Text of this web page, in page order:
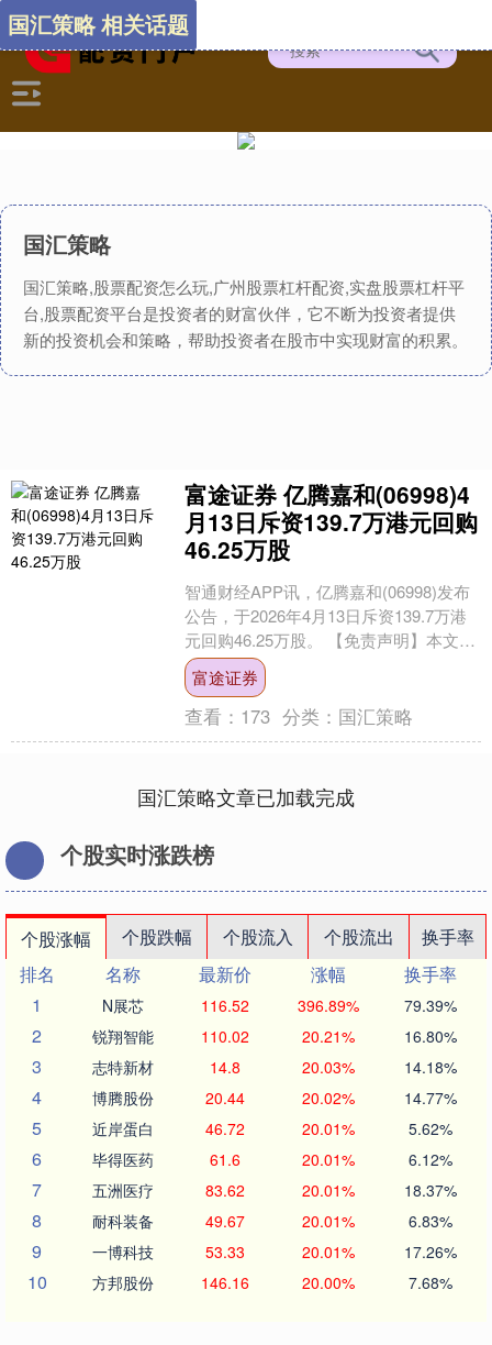
国汇策略
国汇策略,股票配资怎么玩,广州股票杠杆配资,实盘股票杠杆平
台,股票配资平台是投资者的财富伙伴，它不断为投资者提供
新的投资机会和策略，帮助投资者在股市中实现财富的积累。
国汇策略 相关话题
富途证券 亿腾嘉和(06998)4
月13日斥资139.7万港元回购
46.25万股
智通财经APP讯，亿腾嘉和(06998)发布
公告，于2026年4月13日斥资139.7万港
元回购46.25万股。 【免责声明】本文仅
代表作者本人观点，与和讯网无....
富途证券
查看： 173 分类： 国汇策略
国汇策略文章已加载完成
个股实时涨跌榜
个股涨幅 个股跌幅 个股流入 个股流出
换手率
排名
名称 最新价 涨幅
换手率
1
N展芯 116.52 396.89% 79.39%
2 锐翔智能 110.02 20.21% 16.80%
3 志特新材 14.8 20.03% 14.18%
4 博腾股份 20.44 20.02% 14.77%
5 近岸蛋白 46.72 20.01% 5.62%
6 毕得医药 61.6 20.01% 6.12%
7 五洲医疗 83.62 20.01% 18.37%
8 耐科装备 49.67 20.01% 6.83%
9 一博科技 53.33 20.01% 17.26%
10 方邦股份 146.16 20.00% 7.68%